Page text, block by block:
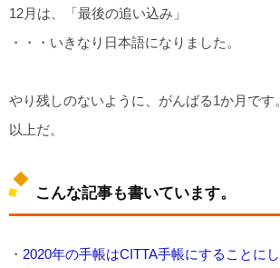
12月は、「最後の追い込み」
・・・いきなり日本語になりました。
やり残しのないように、がんばる1か月です。
以上だ。
こんな記事も書いています。
・ 2020年の手帳はCITTA手帳にすることにし